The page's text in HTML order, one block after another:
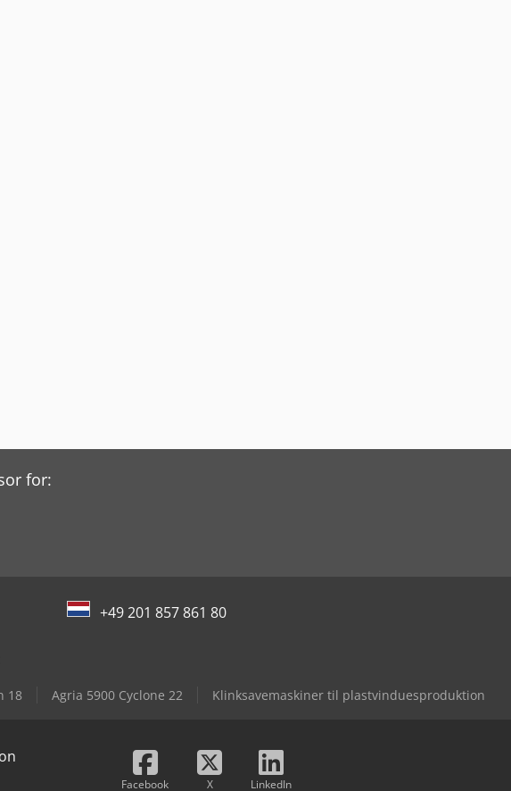
for:
+49 201 857 861 80
18 Agria 5900 Cyclone 22 Klinksavemaskiner til plastvinduesproduktion
Facebook X LinkedIn